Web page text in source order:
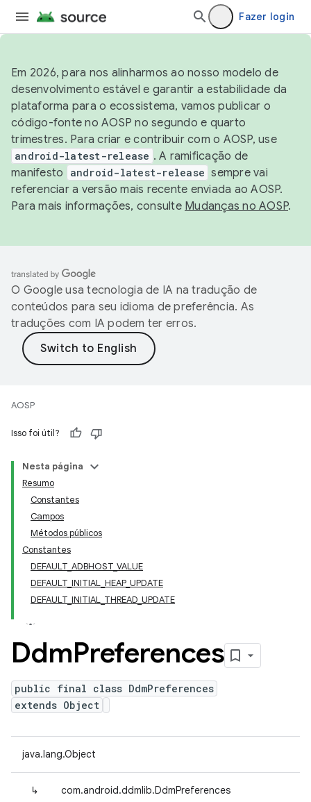
Fazer login
Em 2026, para nos alinharmos ao nosso modelo de
desenvolvimento estável e garantir a estabilidade da
plataforma para o ecossistema, vamos publicar o
código-fonte no AOSP no segundo e quarto
trimestres. Para criar e contribuir com o AOSP, use
android-latest-release . A ramificação de
manifesto
android-latest-release sempre vai
referenciar a versão mais recente enviada ao AOSP.
Para mais informações, consulte Mudanças no AOSP.
O Google usa tecnologia de IA na tradução de
conteúdos para seu idioma de preferência. As
traduções com IA podem ter erros.
AOSP
Isso foi útil?
Nesta página
Resumo
Constantes
Campos
Métodos públicos
Constantes
DEFAULT_ADBHOST_VALUE
DEFAULT_INITIAL_HEAP_UPDATE
DEFAULT_INITIAL_THREAD_UPDATE
DdmPreferences
public final class DdmPreferences
extends Object
java.lang.Object
↳ com.android.ddmlib.DdmPreferences